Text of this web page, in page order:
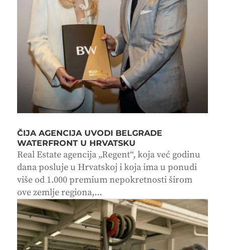
ČIJA AGENCIJA UVODI BELGRADE
WATERFRONT U HRVATSKU
Real Estate agencija „Regent“, koja već godinu
dana posluje u Hrvatskoj i koja ima u ponudi
više od 1.000 premium nepokretnosti širom
ove zemlje regiona,...